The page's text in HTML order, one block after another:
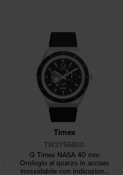
Timex
TW2Y56800
Q Timex NASA 40 mm
Orologio al quarzo in acciaio
inossidabile con indicazione